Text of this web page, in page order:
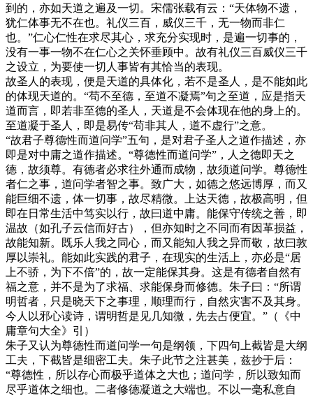
到的，亦如天道之遍及一切。宋儒张载有云：“天体物不遗，
犹仁体事无不在也。礼仪三百，威仪三千，无一物而非仁
也。”仁心仁性在求尽其心，求充分实现时，是遍一切事的，
没有一事一物不在仁心之关怀垂顾中。故有礼仪三百威仪三千
之设立，为要使一切人事皆有其恰当的表现。
故圣人的表现，便是天道的具体化，若不是圣人，是不能如此
的体现天道的。“苟不至德，至道不凝焉”句之至道，应是指天
道而言，即若非至德的圣人，天道是不会体现在他的身上的。
至道凝于圣人，即是易传“苟非其人，道不虚行”之意。
“故君子尊德性而道问学”五句，是对君子圣人之道作描述，亦
即是对中庸之道作描述。“尊德性而道问学”，人之德即天之
德，故须尊。有德者必求往外通而成物，故须道问学。尊德性
者仁之事，道问学者智之事。致广大，如德之悠远博厚，而又
能巨细不遗，体一切事，故尽精微。上达天德，故极高明，但
即在日常生活中笃实以行，故曰道中庸。能保守传统之善，即
温故（如孔子云信而好古），但亦知时之不同而有因革损益，
故能知新。既乐人我之同心，而又能知人我之异而敬，故曰敦
厚以崇礼。能如此实践的君子，在现实的生活上，亦必是“居
上不骄，为下不倍”的，故一定能保其身。这是有德者自然有
福之意，并不是为了求福、求能保身而修德。朱子曰：“所谓
明哲者，只是晓天下之事理，顺理而行，自然灾害不及其身。
今人以邪心读诗，谓明哲是见几知微，先去占便宜。”（《中
庸章句大全》引）
朱子又认为尊德性而道问学一句是纲领，下四句上截皆是大纲
工夫，下截皆是细密工夫。朱子此节之注甚美，兹抄于后：
“尊德性，所以存心而极乎道体之大也；道问学，所以致知而
尽乎道体之细也。二者修德凝道之大端也。不以一毫私意自